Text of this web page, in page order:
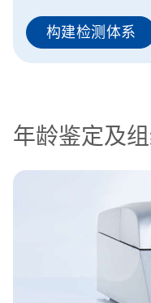
构建检测体系
年龄鉴定及